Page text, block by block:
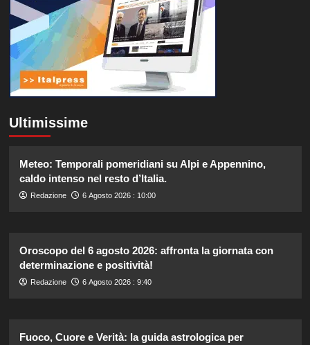
Ultimissime
Meteo: Temporali pomeridiani su Alpi e Appennino,
caldo intenso nel resto d’Italia.
Redazione 6 Agosto 2026 : 10:00
Oroscopo del 6 agosto 2026: affronta la giornata con
determinazione e positività!
Redazione 6 Agosto 2026 : 9:40
Fuoco, Cuore e Verità: la guida astrologica per